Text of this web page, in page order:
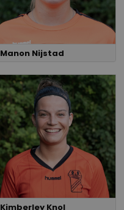
Manon Nijstad
Kimberley Knol